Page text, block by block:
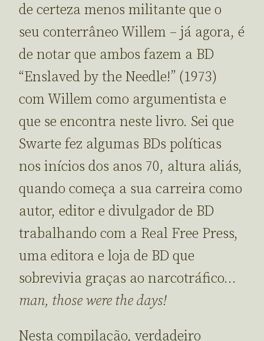
de certeza menos militante que o
seu conterrâneo Willem – já agora, é
de notar que ambos fazem a BD
“Enslaved by the Needle!” (1973)
com Willem como argumentista e
que se encontra neste livro. Sei que
Swarte fez algumas BDs políticas
nos inícios dos anos 70, altura aliás,
quando começa a sua carreira como
autor, editor e divulgador de BD
trabalhando com a Real Free Press,
uma editora e loja de BD que
sobrevivia graças ao narcotráfico…
man, those were the days!
Nesta compilação, verdadeiro